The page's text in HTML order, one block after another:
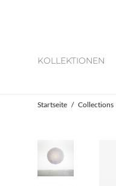
KOLLEKTIONEN
Startseite / Collections